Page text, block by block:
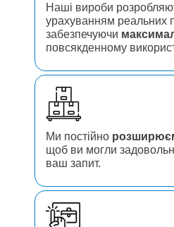
Наші вироби
урахуванням реальних
забезпечуючи
повсякденному
Ми постійно
щоб ви могли
ваш запит.